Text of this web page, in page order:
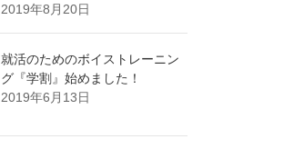
2019年8月20日
就活のためのボイストレーニン
グ『学割』始めました！
2019年6月13日